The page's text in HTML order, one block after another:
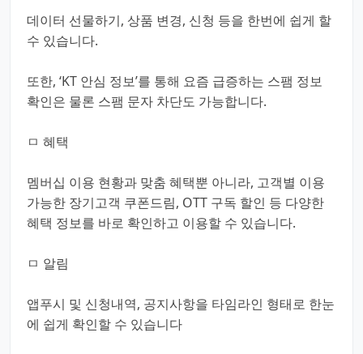
데이터 선물하기, 상품 변경, 신청 등을 한번에 쉽게 할
수 있습니다.
또한, ‘KT 안심 정보’를 통해 요즘 급증하는 스팸 정보
확인은 물론 스팸 문자 차단도 가능합니다.
ㅁ 혜택
멤버십 이용 현황과 맞춤 혜택뿐 아니라, 고객별 이용
가능한 장기고객 쿠폰드림, OTT 구독 할인 등 다양한
혜택 정보를 바로 확인하고 이용할 수 있습니다.
ㅁ 알림
앱푸시 및 신청내역, 공지사항을 타임라인 형태로 한눈
에 쉽게 확인할 수 있습니다